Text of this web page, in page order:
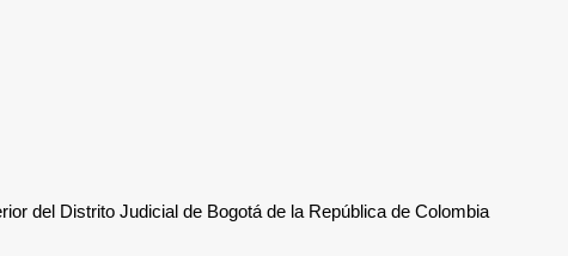
Judicial de Bogotá de la República de Colombia